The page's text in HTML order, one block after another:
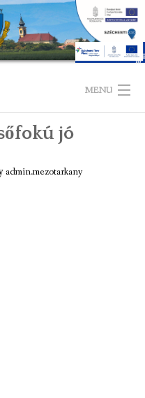
MENU
jó
admin.mezotarkany